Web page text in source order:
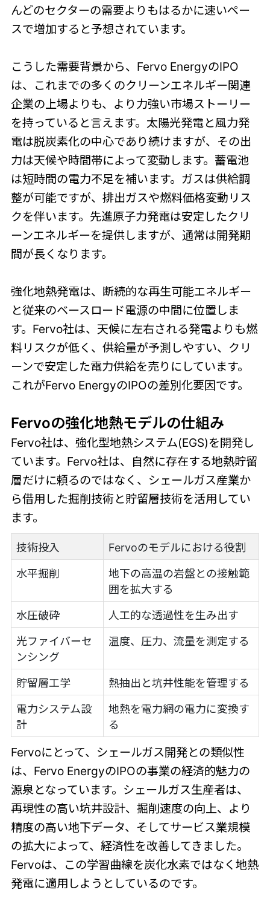
んどのセクターの需要よりもはるかに速いペー
スで増加すると予想されています。
こうした需要背景から、Fervo EnergyのIPO
は、これまでの多くのクリーンエネルギー関連
企業の上場よりも、より力強い市場ストーリー
を持っていると言えます。太陽光発電と風力発
電は脱炭素化の中心であり続けますが、その出
力は天候や時間帯によって変動します。蓄電池
は短時間の電力不足を補います。ガスは供給調
整が可能ですが、排出ガスや燃料価格変動リス
クを伴います。先進原子力発電は安定したクリ
ーンエネルギーを提供しますが、通常は開発期
間が長くなります。
強化地熱発電は、断続的な再生可能エネルギー
と従来のベースロード電源の中間に位置しま
す。Fervo社は、天候に左右される発電よりも燃
料リスクが低く、供給量が予測しやすい、クリ
ーンで安定した電力供給を売りにしています。
これがFervo EnergyのIPOの差別化要因です。
Fervoの強化地熱モデルの仕組み
Fervo社は、強化型地熱システム(EGS)を開発し
ています。Fervo社は、自然に存在する地熱貯留
層だけに頼るのではなく、シェールガス産業か
ら借用した掘削技術と貯留層技術を活用してい
ます。
技術投入 Fervoのモデルにおける役割
水平掘削
地下の高温の岩盤との接触範
囲を拡大する
水圧破砕 人工的な透過性を生み出す
光ファイバーセ
ンシング
温度、圧力、流量を測定する
貯留層工学 熱抽出と坑井性能を管理する
電力システム設
計
地熱を電力網の電力に変換す
る
Fervoにとって、シェールガス開発との類似性
は、Fervo EnergyのIPOの事業の経済的魅力の
源泉となっています。シェールガス生産者は、
再現性の高い坑井設計、掘削速度の向上、より
精度の高い地下データ、そしてサービス業規模
の拡大によって、経済性を改善してきました。
Fervoは、この学習曲線を炭化水素ではなく地熱
発電に適用しようとしているのです。